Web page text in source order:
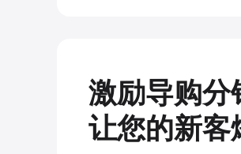
激励导购分
让您的新客